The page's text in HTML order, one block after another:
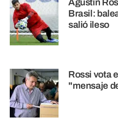
Agustín
Brasil:
salió ileso
Rossi vota
"mensaje